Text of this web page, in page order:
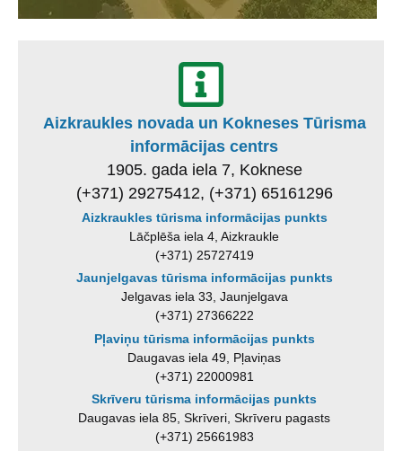
Aizkraukles novada un Kokneses Tūrisma
informācijas centrs
1905. gada iela 7, Koknese
(+371) 29275412, (+371) 65161296
Aizkraukles tūrisma informācijas punkts
Lāčplēša iela 4, Aizkraukle
(+371) 25727419
Jaunjelgavas tūrisma informācijas punkts
Jelgavas iela 33, Jaunjelgava
(+371) 27366222
Pļaviņu tūrisma informācijas punkts
Daugavas iela 49, Pļaviņas
(+371) 22000981
Skrīveru tūrisma informācijas punkts
Daugavas iela 85, Skrīveri, Skrīveru pagasts
(+371) 25661983